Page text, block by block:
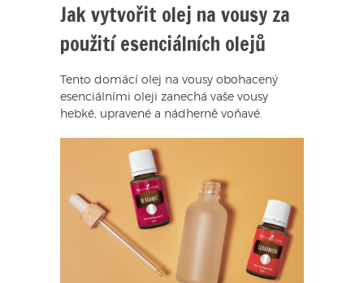
Jak vytvořit olej na vousy za
použití esenciálních olejů
Tento domácí olej na vousy obohacený
esenciálními oleji zanechá vaše vousy
hebké, upravené a nádherně voňavé.